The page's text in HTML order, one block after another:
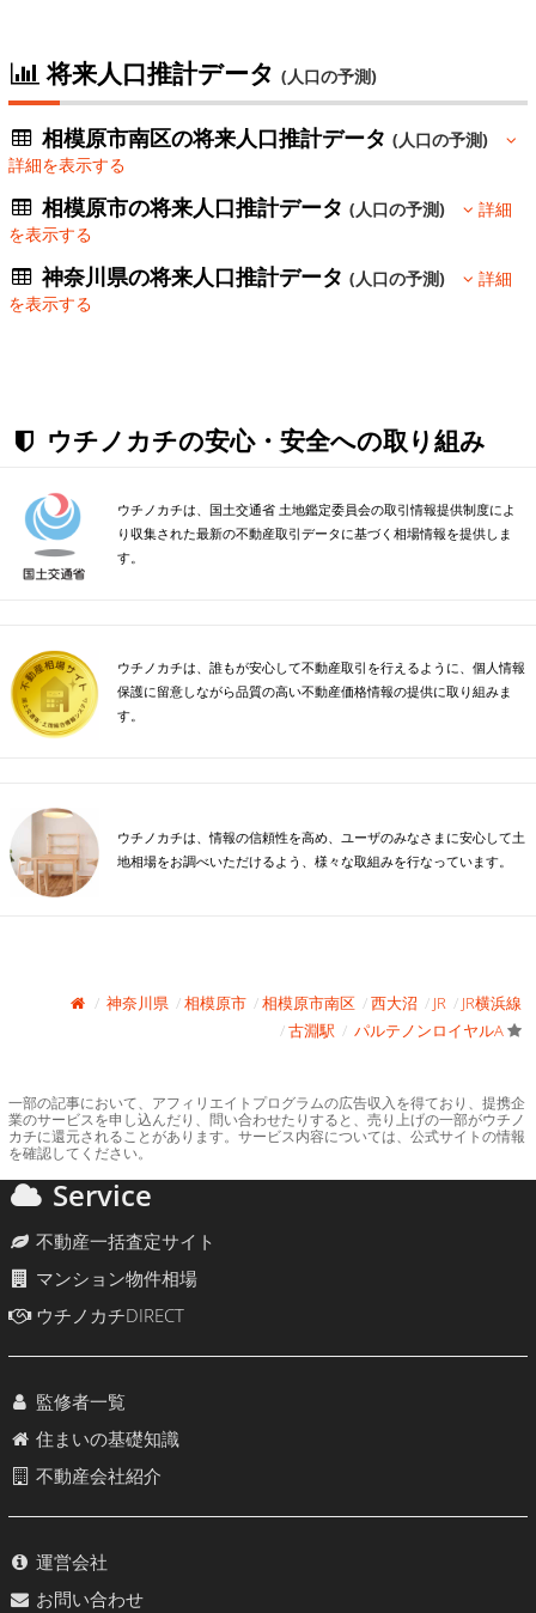
将来人口推計データ (人口の予測)
相模原市南区の将来人口推計データ(人口の予測)
詳細を表示する
相模原市の将来人口推計データ(人口の予測)
詳細
を表示する
神奈川県の将来人口推計データ(人口の予測)
詳細
を表示する
ウチノカチの安心・安全への取り組み
ウチノカチは、国土交通省 土地鑑定委員会の取引情報提供制度によ
り収集された最新の不動産取引データに基づく相場情報を提供しま
す。
ウチノカチは、誰もが安心して不動産取引を行えるように、個人情報
保護に留意しながら品質の高い不動産価格情報の提供に取り組みま
す。
ウチノカチは、情報の信頼性を高め、ユーザのみなさまに安心して土
地相場をお調べいただけるよう、様々な取組みを行なっています。
神奈川県 相模原市 相模原市南区 西大沼 JR
JR横浜線
古淵駅
パルテノンロイヤルA
一部の記事において、アフィリエイトプログラムの広告収入を得ており、提携企
業のサービスを申し込んだり、問い合わせたりすると、売り上げの一部がウチノ
カチに還元されることがあります。サービス内容については、公式サイトの情報
を確認してください。
Service
不動産一括査定サイト
マンション物件相場
ウチノカチDIRECT
監修者一覧
住まいの基礎知識
不動産会社紹介
運営会社
お問い合わせ